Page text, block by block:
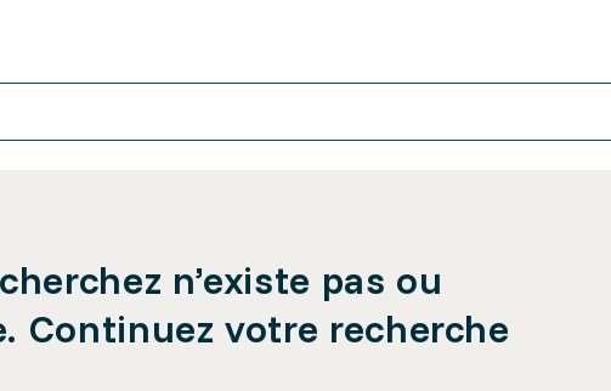
n’existe pas ou
Continuez votre recherche